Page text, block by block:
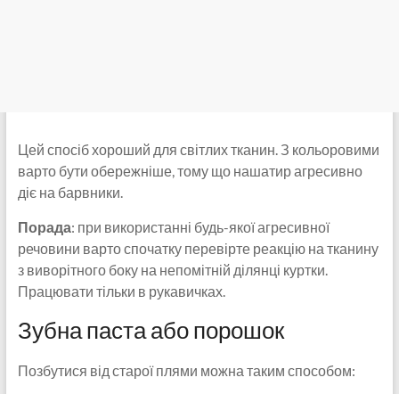
Цей спосіб хороший для світлих тканин. З кольоровими
варто бути обережніше, тому що нашатир агресивно
діє на барвники.
Порада: при використанні будь-якої агресивної
речовини варто спочатку перевірте реакцію на тканину
з виворітного боку на непомітній ділянці куртки.
Працювати тільки в рукавичках.
Зубна паста або порошок
Позбутися від старої плями можна таким способом: